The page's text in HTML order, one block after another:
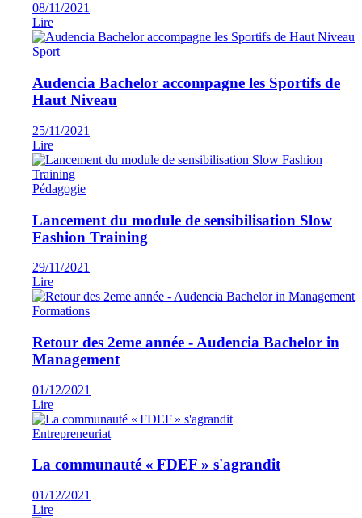
08/11/2021
Lire
Sport
Audencia Bachelor accompagne les Sportifs de
Haut Niveau
25/11/2021
Lire
Pédagogie
Lancement du module de sensibilisation Slow
Fashion Training
29/11/2021
Lire
Formations
Retour des 2eme année - Audencia Bachelor in
Management
01/12/2021
Lire
Entrepreneuriat
La communauté « FDEF » s'agrandit
01/12/2021
Lire